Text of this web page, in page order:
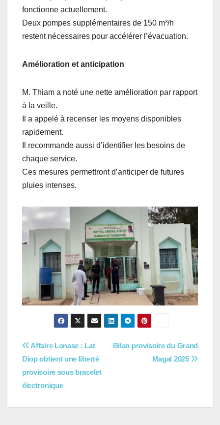
fonctionne actuellement.
Deux pompes supplémentaires de 150 m³/h
restent nécessaires pour accélérer l’évacuation.
Amélioration et anticipation
M. Thiam a noté une nette amélioration par rapport
à la veille.
Il a appelé à recenser les moyens disponibles
rapidement.
Il recommande aussi d’identifier les besoins de
chaque service.
Ces mesures permettront d’anticiper de futures
pluies intenses.
Navigation
de
l’article
Bilan provisoire du Grand
Magal 2025
Affaire Lonase : Lat
Diop obtient une liberté
provisoire sous bracelet
électronique